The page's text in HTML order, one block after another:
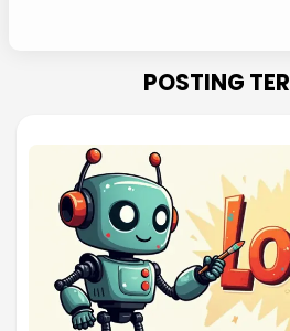
POSTING